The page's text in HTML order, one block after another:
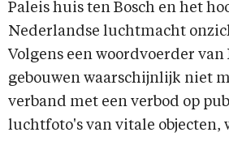
Paleis huis ten Bosch en het
Nederlandse luchtmacht
Volgens een woordvoerder van
gebouwen waarschijnlijk niet
verband met een verbod op
luchtfoto's van vitale objecten,